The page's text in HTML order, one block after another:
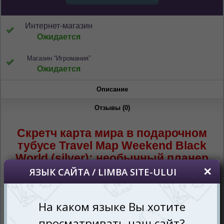
Интернет-магазин
Ожидается
Магазин “Игромания”
Ожидается
Описание
Отзывы (0)
Скретч карта мира в подарочном
тубусе Travel Map Weekend Black
World (silver): необычный планер
для увлекательных путешествий